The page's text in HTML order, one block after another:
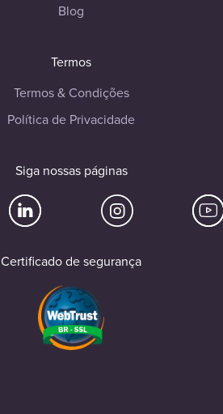
Blog
Termos
Termos & Condições
Política de Privacidade
Siga nossas páginas
Certificado de segurança